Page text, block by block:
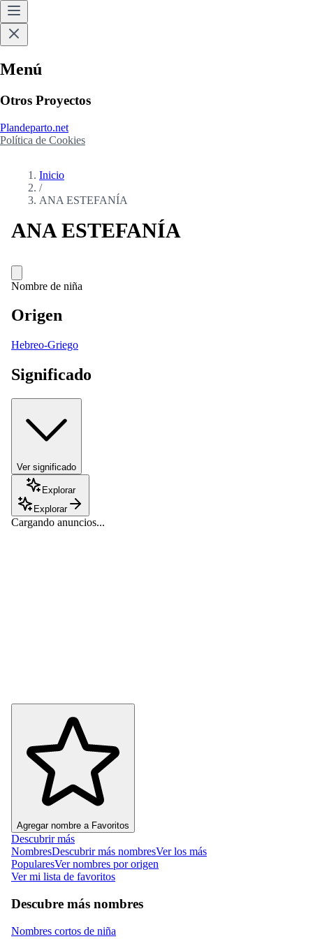
Menú
Otros Proyectos
Plandeparto.net
Política de Cookies
Inicio
/
ANA ESTEFANÍA
ANA ESTEFANÍA
Nombre de niña
Origen
Hebreo-Griego
Significado
Ver significado
Explorar
Explorar
Cargando anuncios...
Agregar nombre a Favoritos
Descubrir más
NombresDescubrir más nombresVer los más
PopularesVer nombres por origen
Ver mi lista de favoritos
Descubre más nombres
Nombres cortos de niña